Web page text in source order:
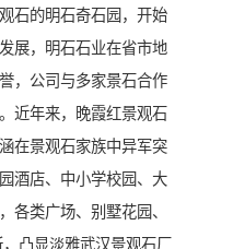
石的明石奇石园，开始
展，明石石业在省市地
，公司与多家景石合作
近年来，晚霞红景观石
在景观石家族中异军突
酒店、中小学校园、大
各类广场、别墅花园、
凸显淡雅武汉景观石厂